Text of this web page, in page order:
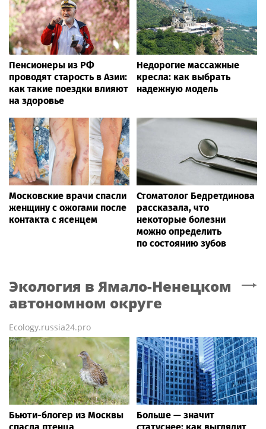
Пенсионеры из РФ
проводят старость в Азии:
как такие поездки влияют
на здоровье
Недорогие массажные
кресла: как выбрать
надежную модель
Московские врачи спасли
женщину с ожогами после
контакта с ясенцем
Стоматолог Бедретдинова
рассказала, что
некоторые болезни
можно определить
по состоянию зубов
Экология в Ямало-Ненецком
автономном округе
Ecology.russia24.pro
Бьюти-блогер из Москвы
Больше — значит